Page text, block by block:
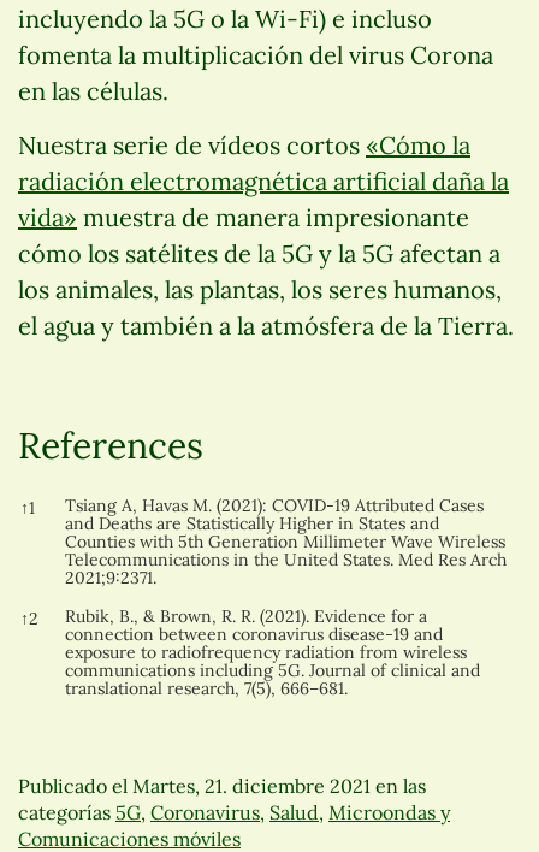
incluyendo la 5G o la Wi-Fi) e incluso
fomenta la multiplicación del virus Corona
en las células.
Nuestra serie de vídeos cortos «Cómo la
radiación electromagnética artificial daña la
vida» muestra de manera impresionante
cómo los satélites de la 5G y la 5G afectan a
los animales, las plantas, los seres humanos,
el agua y también a la atmósfera de la Tierra.
References
References
↑1
Tsiang A, Havas M. (2021): COVID-19 Attributed Cases
and Deaths are Statistically Higher in States and
Counties with 5th Generation Millimeter Wave Wireless
Telecommunications in the United States. Med Res Arch
2021;9:2371.
↑2
Rubik, B., & Brown, R. R. (2021). Evidence for a
connection between coronavirus disease-19 and
exposure to radiofrequency radiation from wireless
communications including 5G. Journal of clinical and
translational research, 7(5), 666–681.
Publicado el Martes, 21. diciembre 2021 en las
categorías 5G, Coronavirus, Salud, Microondas y
Comunicaciones móviles